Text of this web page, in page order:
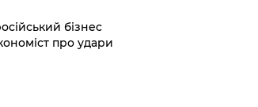
бізнес
про удари